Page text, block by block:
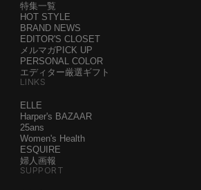
特集一覧
HOT STYLE
BRAND NEWS
EDITOR'S CLOSET
メルマガPICK UP
PERSONAL COLOR
エディター厳選ギフト
LINKS
ELLE
Harper's BAZAAR
25ans
Women's Health
ESQUIRE
婦人画報
SUPPORT